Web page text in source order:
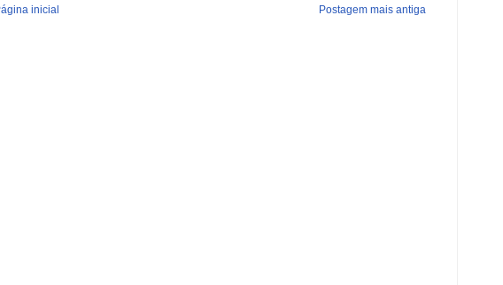
Postagem mais antiga
inicial